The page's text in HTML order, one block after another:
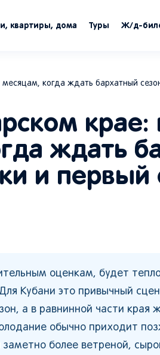
квартиры, дома Туры Ж/д-
когда ждать бархатный
крае:
ждать
и первый
оценкам, будет
Кубани это привычный
а в равнинной части края
обычно приходит
более ветреной,